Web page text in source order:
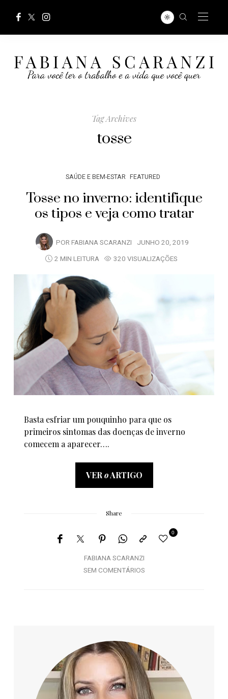
Tag Archives
tosse
SAÚDE E BEM-ESTAR FEATURED
Tosse no inverno: identifique
os tipos e veja como tratar
POR FABIANA SCARANZI JUNHO 20, 2019
2 MIN LEITURA
320 VISUALIZAÇÕES
Basta esfriar um pouquinho para que os
primeiros sintomas das doenças de inverno
comecem a aparecer….
VERoARTIGO
Share
FABIANA SCARANZI
0
SEM COMENTÁRIOS